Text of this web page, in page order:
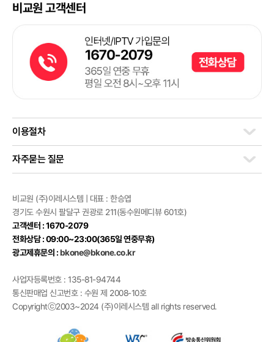
비교원 고객센터
이용절차
자주묻는 질문
비교원 (주)이레시스템 | 대표 : 한승엽
경기도 수원시 팔달구 권광로 211(동수원메디뷰 601호)
고객센터 : 1670-2079
전화상담 : 09:00~23:00(365일 연중무휴)
광고제휴문의 :bkone@bkone.co.kr
사업자등록번호 : 135-81-94744
통신판매업 신고번호 : 수원 제 2008-10호
Copyrightⓒ2003~2024 (주)이레시스템 all rights reserved.